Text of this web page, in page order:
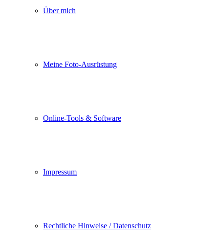
Über mich
Meine Foto-Ausrüstung
Online-Tools & Software
Impressum
Rechtliche Hinweise / Datenschutz